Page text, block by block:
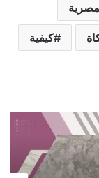
كيفية